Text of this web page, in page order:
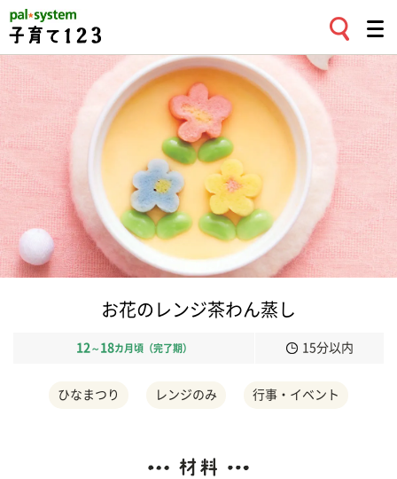
お花のレンジ茶わん蒸し
12 ～ 18カ月頃（完了期） 15分以内
ひなまつり レンジのみ 行事・イベント